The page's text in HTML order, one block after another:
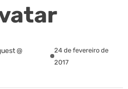
@
24 de fevereiro de
2017